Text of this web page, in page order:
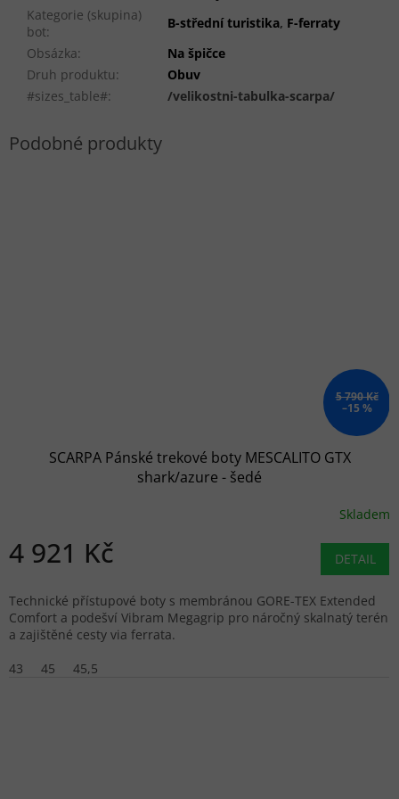
Kategorie (skupina)
bot:
B-střední turistika, F-ferraty
Obsázka:
Na špičce
Druh produktu:
Obuv
#sizes_table#: /velikostni-tabulka-scarpa/
5 790 Kč
–15 %
SCARPA Pánské trekové boty MESCALITO GTX
shark/azure - šedé
Skladem
4 921 Kč DETAIL
Technické přístupové boty s membránou GORE-TEX Extended
Comfort a podešví Vibram Megagrip pro náročný skalnatý terén
a zajištěné cesty via ferrata.
43
45 45,5